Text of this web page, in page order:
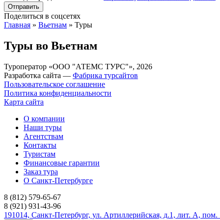
Поделиться в соцсетях
Главная » Вьетнам » Туры
Туры во Вьетнам
Туроператор «ООО "АТЕМС ТУРС"», 2026
Разработка сайта — Фабрика турсайтов
Пользовательское соглашение
Политика конфиденциальности
Карта сайта
О компании
Наши туры
Агентствам
Контакты
Туристам
Финансовые гарантии
Заказ тура
О Санкт-Петербурге
8 (812) 579-65-67
8 (921) 931-43-96
191014, Санкт-Петербург, ул. Артиллерийская, д.1, лит. А,